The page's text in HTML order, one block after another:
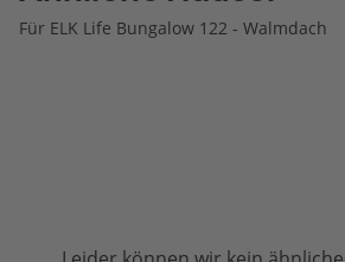
Für ELK Life Bungalow 122 - Walmdach